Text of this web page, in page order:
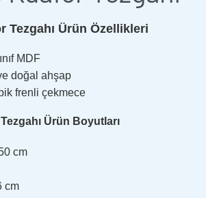
GÜNCEL
KAMPANYALAR
DREAM
Tezgahı Ürün Özellikleri
MDF
doğal ahşap
frenli çekmece
Ürün Boyutları
cm
cm